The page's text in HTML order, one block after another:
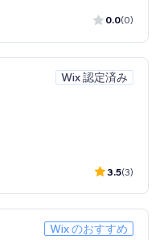
0.0(0)
Wix 認定済み
3.5(3)
Wix のおすすめ